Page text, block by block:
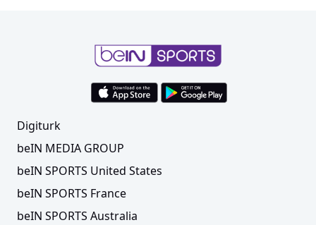
Digiturk
beIN MEDIA GROUP
beIN SPORTS United States
beIN SPORTS France
beIN SPORTS Australia